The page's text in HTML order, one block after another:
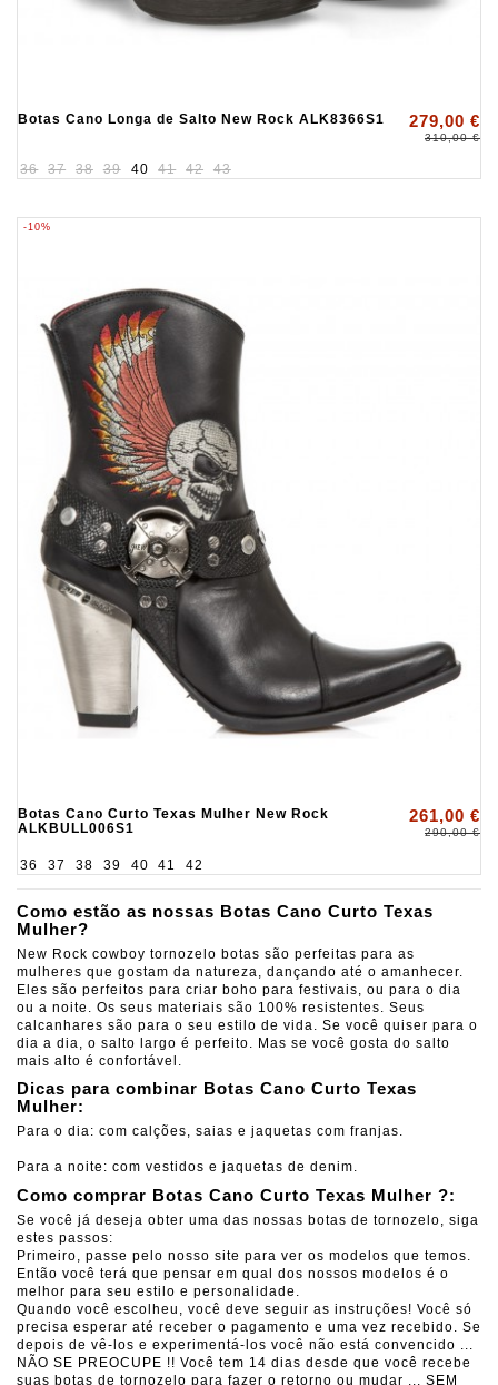
Botas Cano Longa de Salto New Rock ALK8366S1 279,00 €
310,00 €
36 37 38 39 40 41 42 43
-10%
Botas Cano Curto Texas Mulher New Rock
ALKBULL006S1
261,00 €
290,00 €
36 37 38 39 40 41 42
Como estão as nossas Botas Cano Curto Texas
Mulher?
New Rock cowboy tornozelo botas são perfeitas para as
mulheres que gostam da natureza, dançando até o amanhecer.
Eles são perfeitos para criar boho para festivais, ou para o dia
ou a noite. Os seus materiais são 100% resistentes. Seus
calcanhares são para o seu estilo de vida. Se você quiser para o
dia a dia, o salto largo é perfeito. Mas se você gosta do salto
mais alto é confortável.
Dicas para combinar Botas Cano Curto Texas
Mulher:
Para o dia: com calções, saias e jaquetas com franjas.
Para a noite: com vestidos e jaquetas de denim.
Como comprar Botas Cano Curto Texas Mulher ?:
Se você já deseja obter uma das nossas botas de tornozelo, siga
estes passos:
Primeiro, passe pelo nosso site para ver os modelos que temos.
Então você terá que pensar em qual dos nossos modelos é o
melhor para seu estilo e personalidade.
Quando você escolheu, você deve seguir as instruções! Você só
precisa esperar até receber o pagamento e uma vez recebido. Se
depois de vê-los e experimentá-los você não está convencido ...
NÃO SE PREOCUPE !! Você tem 14 dias desde que você recebe
suas botas de tornozelo para fazer o retorno ou mudar ... SEM